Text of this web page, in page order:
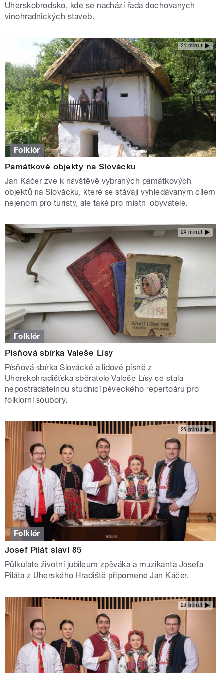
Uherskobrodsko, kde se nachází řada dochovaných
vinohradnických staveb.
24 minut
Folklór
Památkové objekty na Slovácku
Jan Káčer zve k návštěvě vybraných památkových
objektů na Slovácku, které se stávají vyhledávaným cílem
nejenom pro turisty, ale také pro místní obyvatele.
24 minut
Folklór
Písňová sbírka Valeše Lísy
Písňová sbírka Slovácké a lidové písně z
Uherskohradišťska sběratele Valeše Lísy se stala
nepostradatelnou studnicí pěveckého repertoáru pro
folklorní soubory.
26 minut
Folklór
Josef Pilát slaví 85
Půlkulaté životní jubileum zpěváka a muzikanta Josefa
Piláta z Uherského Hradiště připomene Jan Káčer.
26 minut